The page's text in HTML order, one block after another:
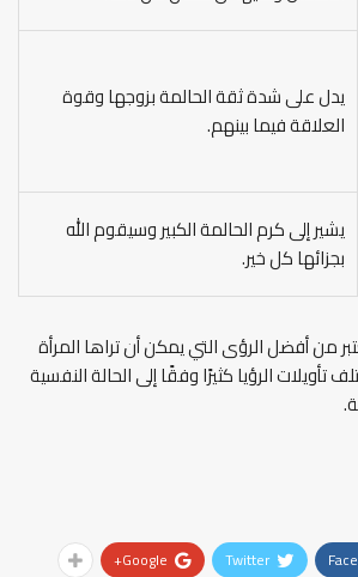
يدل على شدة ثقة الحالمة بزوجها وقوة
العلاقة فيما بينهم.
يشير إلى كرم الحالمة الكبير وسيقوم الله
بجزائها كل خير.
من أفضل الرؤى التي يمكن أن تراها المرأة
تأويلات الرؤيا كثيرًا وفقًا إلى الحالة النفسية
Twitter
Google+